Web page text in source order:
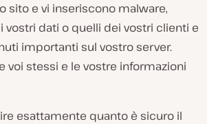
sito e vi inseriscono malware,
vostri dati o quelli dei vostri clienti e
importanti sul vostro server.
voi stessi e le vostre informazioni
esattamente quanto è sicuro il